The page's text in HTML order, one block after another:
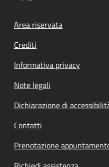
Footer menu
Area riservata
Crediti
Informativa privacy
Note legali
Dichiarazione di
Contatti
Prenotazione